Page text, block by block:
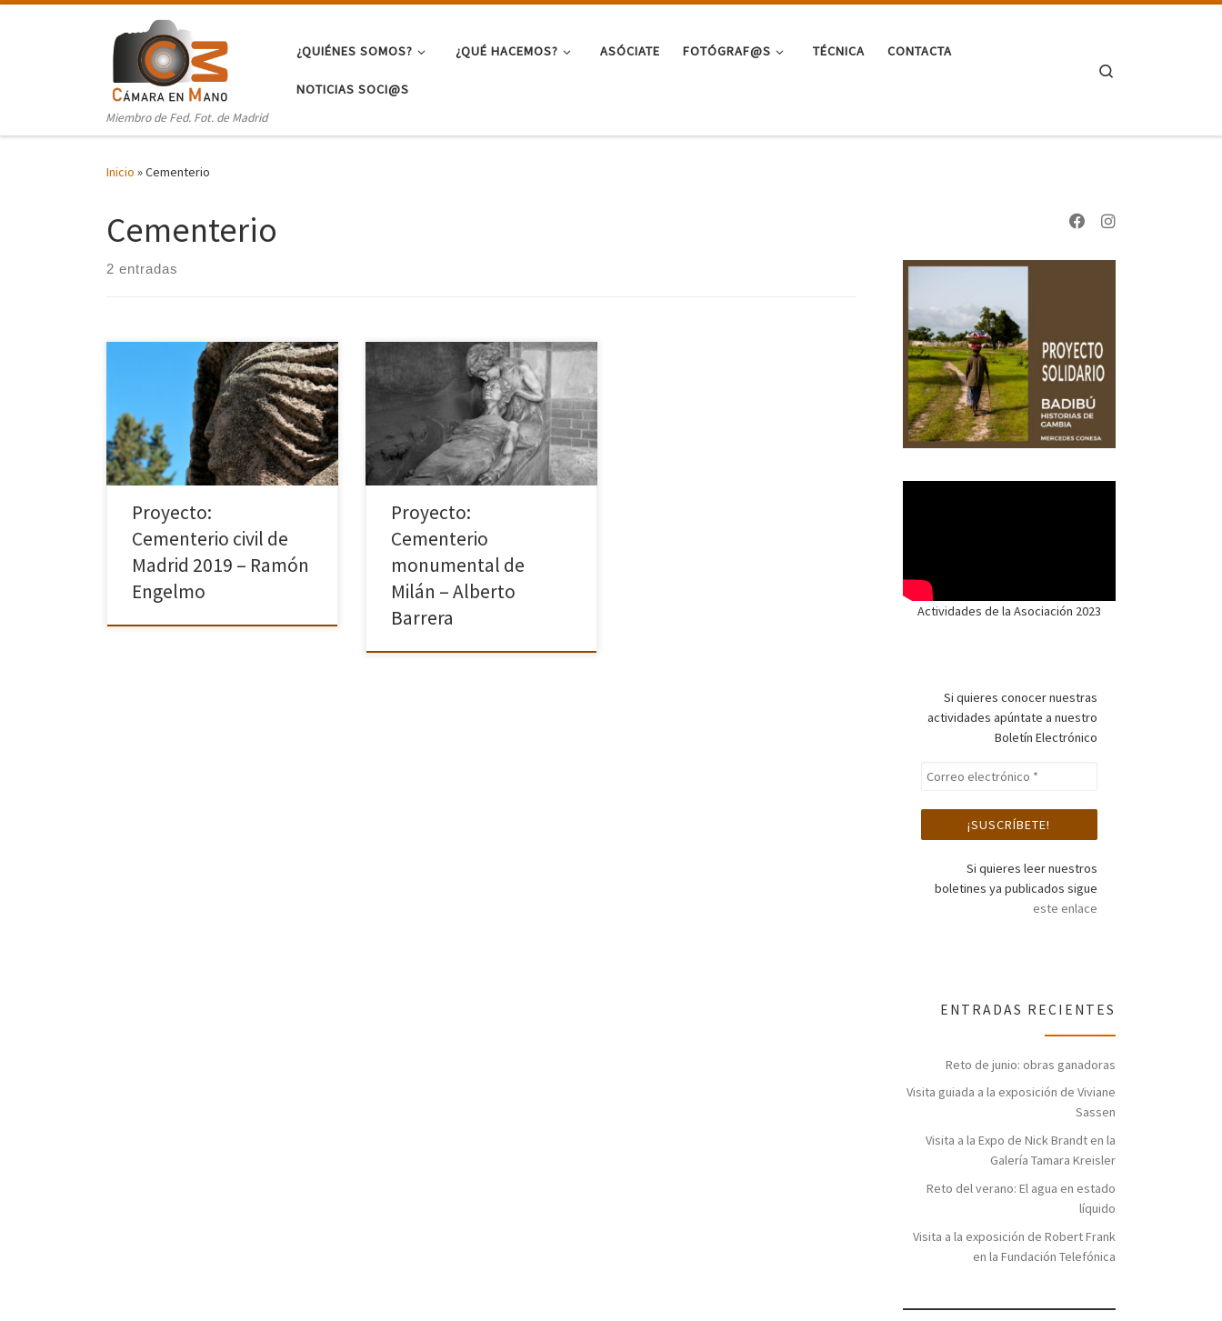
Miembro de Fed. Fot. de Madrid
¿QUIÉNES SOMOS? ¿QUÉ HACEMOS? ASÓCIATE FOTÓGRAF@S TÉCNICA CONTACTA
NOTICIAS SOCI@S
Inicio »Cementerio
Cementerio
2 entradas
A pesar de su deterioro, merece la
pena un paseo cámara en mano por
un cementerio cuya construcción
concluyó en 1925 pero que se
inauguró en 1884 como cementerio
de […]
Proyecto:
Cementerio civil de
Madrid 2019 – Ramón
Engelmo
Proyecto:
Cementerio
monumental de
Milán – Alberto
Barrera
Actividades de la Asociación 2023
Si quieres conocer nuestras
actividades apúntate a nuestro
Boletín Electrónico
Si quieres leer nuestros
boletines ya publicados sigue
este enlace
ENTRADAS RECIENTES
Reto de junio: obras ganadoras
Visita guiada a la exposición de Viviane
Sassen
Visita a la Expo de Nick Brandt en la
Galería Tamara Kreisler
Reto del verano: El agua en estado
líquido
Visita a la exposición de Robert Frank
en la Fundación Telefónica